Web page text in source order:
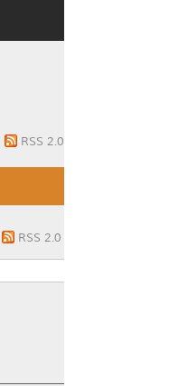
RSS 2.0
RSS 2.0